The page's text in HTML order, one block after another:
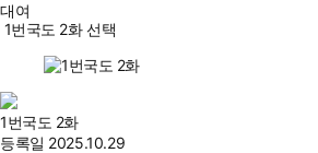
대여
1번국도 2화 선택
1번국도 2화
등록일 2025.10.29